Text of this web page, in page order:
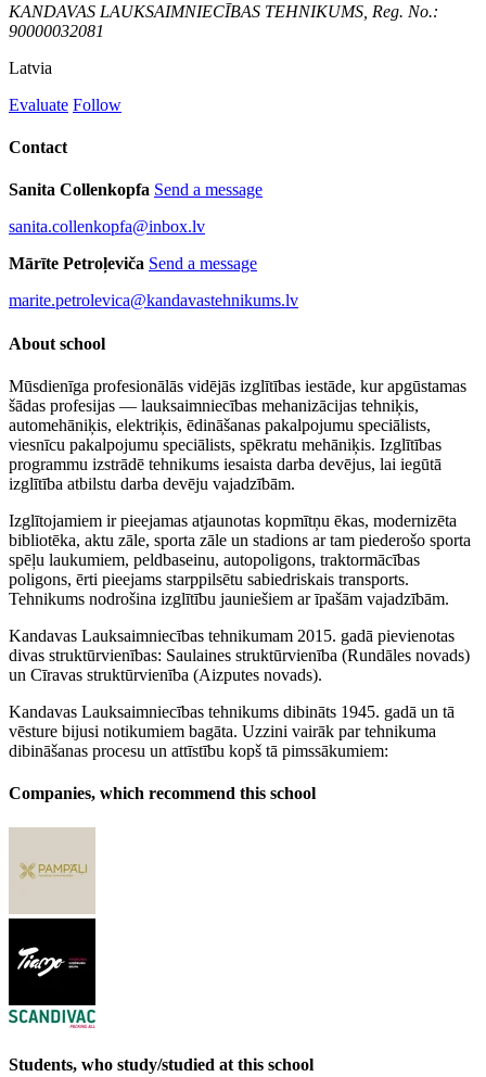
KANDAVAS LAUKSAIMNIECĪBAS TEHNIKUMS, Reg. No.:
90000032081
Latvia
Evaluate Follow
Contact
Sanita Collenkopfa Send a message
sanita.collenkopfa@inbox.lv
Mārīte Petroļeviča Send a message
marite.petrolevica@kandavastehnikums.lv
About school
Mūsdienīga profesionālās vidējās izglītības iestāde, kur apgūstamas
šādas profesijas — lauksaimniecības mehanizācijas tehniķis,
automehāniķis, elektriķis, ēdināšanas pakalpojumu speciālists,
viesnīcu pakalpojumu speciālists, spēkratu mehāniķis. Izglītības
programmu izstrādē tehnikums iesaista darba devējus, lai iegūtā
izglītība atbilstu darba devēju vajadzībām.
Izglītojamiem ir pieejamas atjaunotas kopmītņu ēkas, modernizēta
bibliotēka, aktu zāle, sporta zāle un stadions ar tam piederošo sporta
spēļu laukumiem, peldbaseinu, autopoligons, traktormācības
poligons, ērti pieejams starppilsētu sabiedriskais transports.
Tehnikums nodrošina izglītību jauniešiem ar īpašām vajadzībām.
Kandavas Lauksaimniecības tehnikumam 2015. gadā pievienotas
divas struktūrvienības: Saulaines struktūrvienība (Rundāles novads)
un Cīravas struktūrvienība (Aizputes novads).
Kandavas Lauksaimniecības tehnikums dibināts 1945. gadā un tā
vēsture bijusi notikumiem bagāta. Uzzini vairāk par tehnikuma
dibināšanas procesu un attīstību kopš tā pimssākumiem:
Companies, which recommend this school
Students, who study/studied at this school